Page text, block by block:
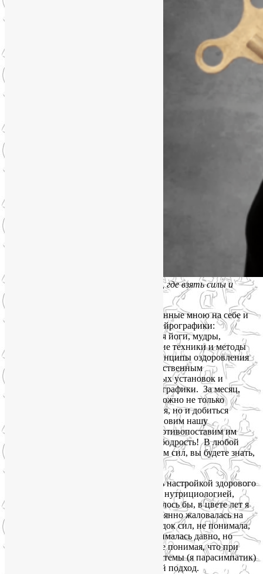
Сильный упадок сил. Что делать, где взять силы и
В программе курса — лучшие, проверенные мною на себе и
учениках наработки йогатерапии и нейрографики:
физические и дыхательные упражнения йоги, мудры,
акупрессура, медитации, энергетические техники и методы
самомассажа, нутрициологические принципы оздоровления
питания, а также способы работы с собственным
подсознанием для изменения глубинных установок и
мотивов с помощью алгоритмов нейрографики. За месяц,
встречаясь в Zoom дважды в неделю, можно не только
овладеть приёмами самовосстановления, но и добиться
конкретных результатов. Давайте остановим нашу
зависимость от внешних стрессов и противопоставим им
свою физическую и душевную силу и бодрость! В любой
ситуации, связанной с сильным упадком сил, вы будете знать,
что делать и где взять силы и энергию.
Людям, с которыми я сейчас занимаюсь настройкой здорового
образа жизни, йогой, нейрографикой и нутрициологией,
трудно поверить, что лет 20 назад, казалось бы, в цвете лет я
часто бывала вялой и апатичной, постоянно жаловалась на
хроническую усталость и сильный упадок сил, не понимала,
Йогой я занималась давно, но
выбирала мягкую текучую практику, не понимая, что при
моём тонусе вегетативной нервной системы (я парасимпатик)
мне требуется прямо противоположный подход.